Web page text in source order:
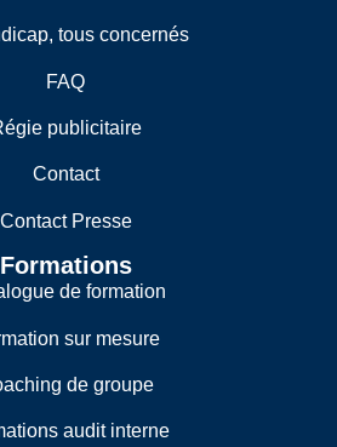
tous concernés
FAQ
publicitaire
Contact
Contact Presse
Formations
de formation
sur mesure
de groupe
audit interne